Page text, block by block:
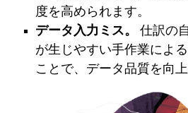
度を高められます。
データ入力ミス。
仕訳の
が生じやすい手作業によ
ことで、データ品質を向上